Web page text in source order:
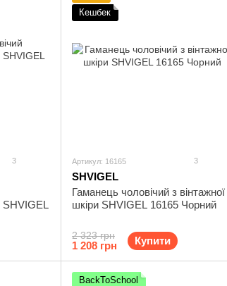
3
SHVIGEL
Кешбек
Артикул: 16165 3
SHVIGEL
Гаманець чоловічий з вінтажної
шкіри SHVIGEL 16165 Чорний
2 323 грн
1 208 грн Купити
BackToSchool